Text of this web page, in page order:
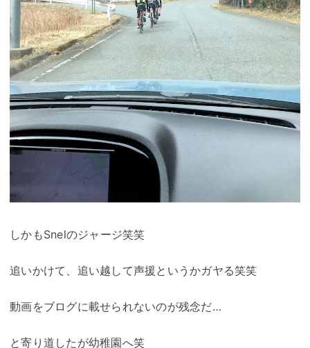
しかもSnelのジャージ笑笑
追いかけて、追い越して声援というかガヤる笑笑
動画をブログに載せられないのが残念だ…
と寄り道したが幼稚園へ笑